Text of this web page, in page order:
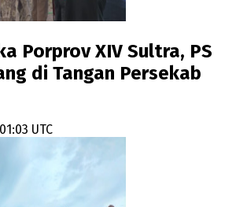
Porprov XIV Sultra, PS
di Tangan Persekab
UTC